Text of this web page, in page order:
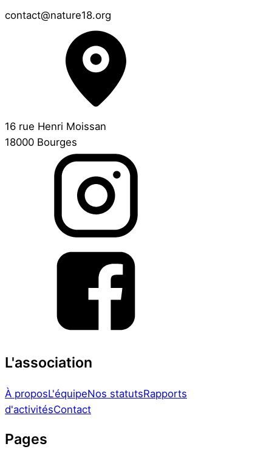
contact@nature18.org
16 rue Henri Moissan
18000 Bourges
L'association
À proposL'équipeNos statutsRapports
d'activitésContact
Pages